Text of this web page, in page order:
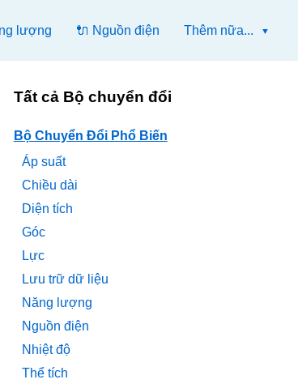
lượng 🔌 Nguồn điện Thêm nữa...
Tất cả Bộ chuyển đổi
Bộ Chuyển Đổi Phổ Biến
Áp suất
Chiều dài
Diện tích
Góc
Lực
Lưu trữ dữ liệu
Năng lượng
Nguồn điện
Nhiệt độ
Thể tích